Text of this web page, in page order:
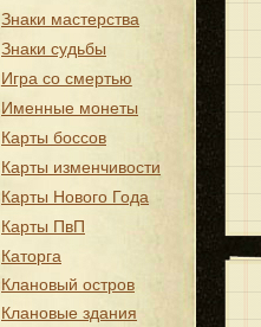
Знаки мастерства
Знаки судьбы
Игра со смертью
Именные монеты
Карты боссов
Карты изменчивости
Карты Нового Года
Карты ПвП
Каторга
Клановый остров
Клановые здания